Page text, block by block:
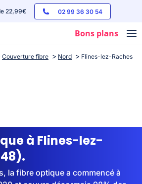
22,99€ 02 99 36 30 54
Bons plans
Couverture fibre Nord Flines-lez-Raches
à Flines-lez-
la fibre optique a commencé à